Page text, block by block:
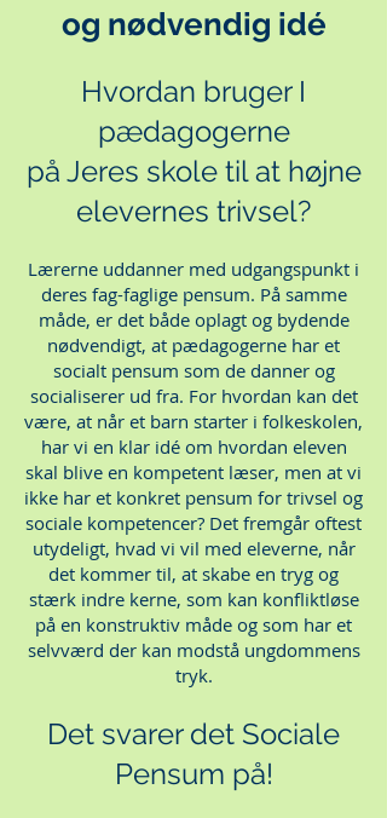
og nødvendig idé
Hvordan bruger I
pædagogerne
på Jeres skole til athøjne
elevernes trivsel?
Lærerne uddanner med udgangspunkt i
deres fag-faglige pensum. På samme
måde, er det både oplagt og bydende
nødvendigt, at pædagogerne har et
socialt pensum som de danner og
socialiserer ud fra. For hvordan kan det
være, at når et barn starter i folkeskolen,
har vi en klar idé om hvordan eleven
skal blive en kompetent læser, men at vi
ikke har et konkret pensum for trivsel og
sociale kompetencer? Det fremgår oftest
utydeligt, hvad vi vil med eleverne, når
det kommer til, at skabe en tryg og
stærk indre kerne, som kan konfliktløse
på en konstruktiv måde og som har et
selvværd der kan modstå ungdommens
tryk.
Det svarer det Sociale
Pensum på!